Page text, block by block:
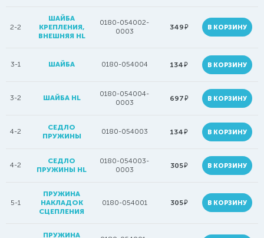
2-2
ШАЙБА
КРЕПЛЕНИЯ,
ВНЕШНЯЯ HL
0180-054002-
0003
349руб. В КОРЗИНУ
3-1 ШАЙБА 0180-054004 134руб. В КОРЗИНУ
3-2 ШАЙБА HL
0180-054004-
0003
697руб. В КОРЗИНУ
4-2
СЕДЛО
ПРУЖИНЫ
0180-054003 134руб. В КОРЗИНУ
4-2
СЕДЛО
ПРУЖИНЫ HL
0180-054003-
0003
305руб. В КОРЗИНУ
5-1
ПРУЖИНА
НАКЛАДОК
СЦЕПЛЕНИЯ
0180-054001 305руб. В КОРЗИНУ
ПРУЖИНА